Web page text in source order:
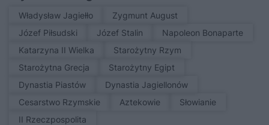
Władysław Jagiełło
Zygmunt August
Józef Piłsudski
Józef Stalin
Napoleon Bonaparte
Katarzyna II Wielka
Starożytny Rzym
Starożytna Grecja
Starożytny Egipt
Dynastia Piastów
Dynastia Jagiellonów
Cesarstwo Rzymskie
Aztekowie
Słowianie
II Rzeczpospolita